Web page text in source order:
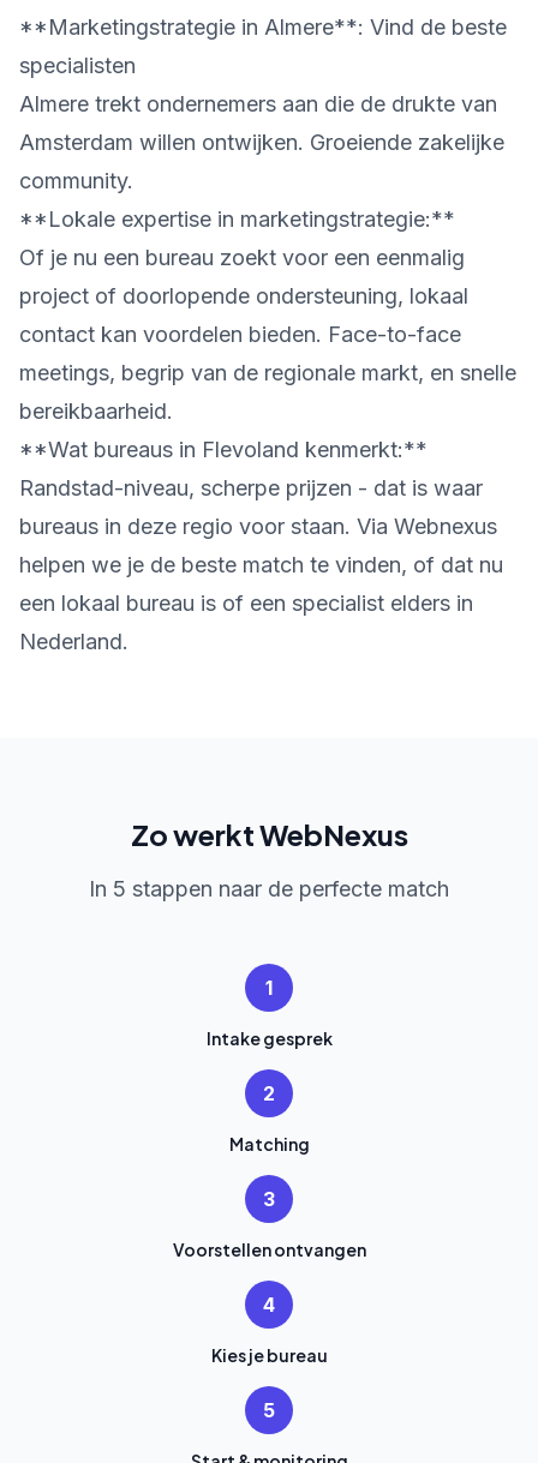
**Marketingstrategie in Almere**: Vind de beste
specialisten
Almere trekt ondernemers aan die de drukte van
Amsterdam willen ontwijken. Groeiende zakelijke
community.
**Lokale expertise in marketingstrategie:**
Of je nu een bureau zoekt voor een eenmalig
project of doorlopende ondersteuning, lokaal
contact kan voordelen bieden. Face-to-face
meetings, begrip van de regionale markt, en snelle
bereikbaarheid.
**Wat bureaus in Flevoland kenmerkt:**
Randstad-niveau, scherpe prijzen - dat is waar
bureaus in deze regio voor staan. Via Webnexus
helpen we je de beste match te vinden, of dat nu
een lokaal bureau is of een specialist elders in
Nederland.
Zo werkt WebNexus
In 5 stappen naar de perfecte match
1
Intake gesprek
2
Matching
3
Voorstellen ontvangen
4
Kies je bureau
5